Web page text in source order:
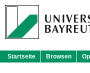
Startseite Browsen